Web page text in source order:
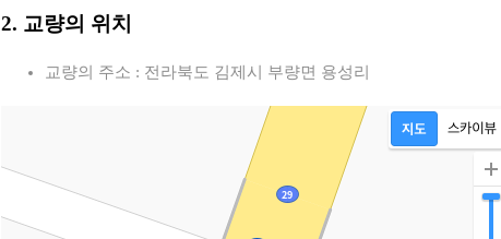
2. 교량의 위치
교량의 주소 : 전라북도 김제시 부량면 용성리